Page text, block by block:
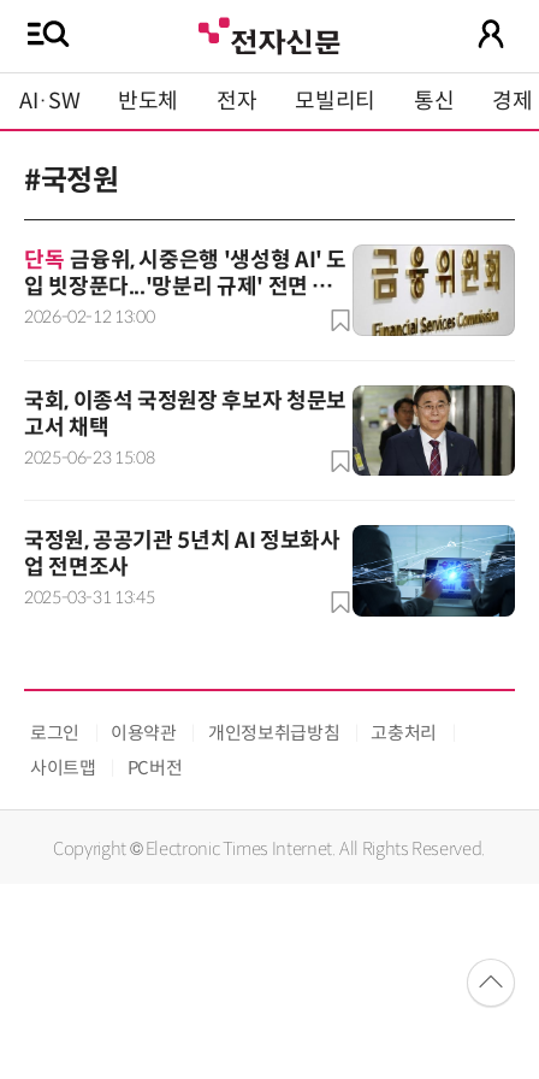
AI·SW 반도체 전자 모빌리티 통신 경제
#국정원
단독 금융위, 시중은행 '생성형 AI' 도
입 빗장푼다...'망분리 규제' 전면 재검
토
2026-02-12 13:00
국회, 이종석 국정원장 후보자 청문보
고서 채택
2025-06-23 15:08
국정원, 공공기관 5년치 AI 정보화사
업 전면조사
2025-03-31 13:45
로그인 이용약관 개인정보취급방침
고충처리
사이트맵
PC버전
Copyright © Electronic Times Internet. All Rights Reserved.